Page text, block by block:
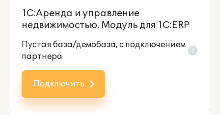
1С:Аренда и управление
недвижимостью. Модуль для 1С:ERP
Пустая база/демобаза, c подключением
партнера
Подключить